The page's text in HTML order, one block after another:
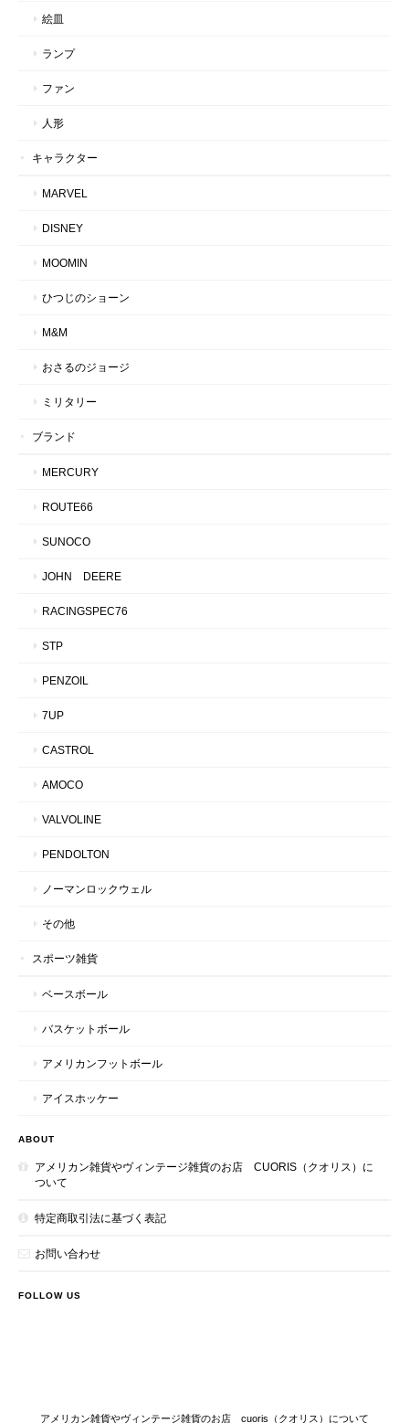
絵皿
ランプ
ファン
人形
キャラクター
MARVEL
DISNEY
MOOMIN
ひつじのショーン
M&M
おさるのジョージ
ミリタリー
ブランド
MERCURY
ROUTE66
SUNOCO
JOHN DEERE
RACINGSPEC76
STP
PENZOIL
7UP
CASTROL
AMOCO
VALVOLINE
PENDOLTON
ノーマンロックウェル
その他
スポーツ雑貨
ベースボール
バスケットボール
アメリカンフットボール
アイスホッケー
ABOUT
アメリカン雑貨やヴィンテージ雑貨のお店 CUORIS（クオリス）に
ついて
特定商取引法に基づく表記
お問い合わせ
FOLLOW US
アメリカン雑貨やヴィンテージ雑貨のお店 cuoris（クオリス）について